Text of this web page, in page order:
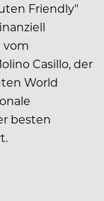
Friendly"
vom
Casillo, der
World
besten